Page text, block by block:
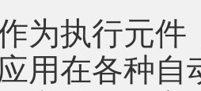
为执行元
用在各种